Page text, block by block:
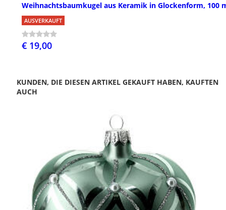
Weihnachtsbaumkugel aus Keramik in Glockenform, 100
AUSVERKAUFT
€ 19,00
KUNDEN, DIE DIESEN ARTIKEL GEKAUFT HABEN, KAUFTEN
AUCH